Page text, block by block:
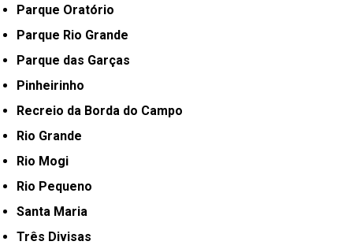
Parque Oratório
Parque Rio Grande
Parque das Garças
Pinheirinho
Recreio da Borda do Campo
Rio Grande
Rio Mogi
Rio Pequeno
Santa Maria
Três Divisas